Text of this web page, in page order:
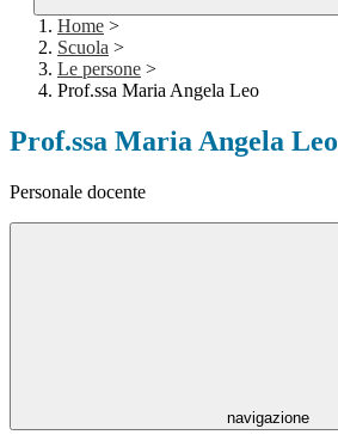
Home >
Scuola >
Le persone >
Prof.ssa Maria Angela Leo
Prof.ssa Maria Angela Leo
Personale docente
navigazione